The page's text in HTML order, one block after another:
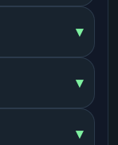
▾
▾
▾